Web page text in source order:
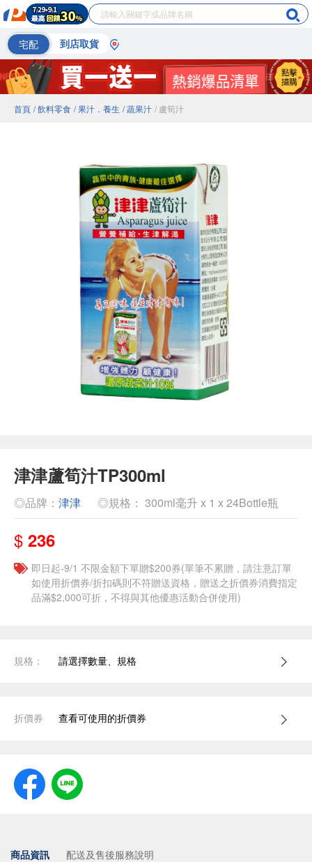
宅配 到店取貨
首頁 / 飲料零食 / 果汁．養生 / 蔬果汁 / 盧筍汁
津津蘆筍汁TP300ml
◎品牌： 津津 ◎規格： 300ml毫升 x 1 x 24Bottle瓶
$ 236
即日起-9/1 不限金額下單贈$200券(單筆不累贈，請注意訂單
如使用折價券/折扣碼則不符贈送資格，贈送之折價券消費指定
品滿$2,000可折，不得與其他優惠活動合併使用)
規格： 請選擇數量、規格
折價券 查看可使用的折價券
商品資訊 配送及售後服務說明